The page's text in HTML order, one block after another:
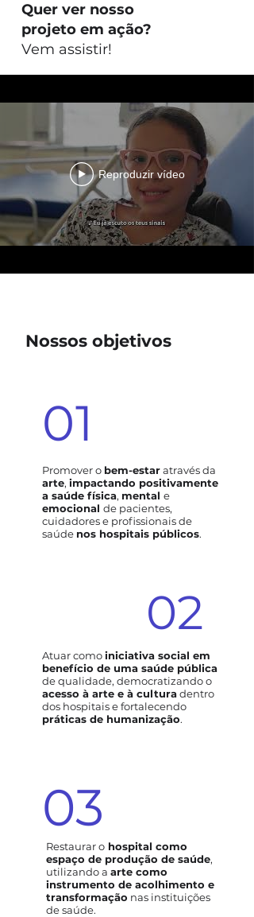
Quer ver nosso
projeto em ação?
Vem assistir!
Reproduzir vídeo
Nossos objetivos
01
Promover o bem-estaratravés da
arte, impactando positivamente
a saúde física, mental e
emocional de pacientes,
cuidadores e profissionais de
saúde nos hospitais públicos.
02
Atuar comoiniciativa social em
benefício de uma saúde pública
de qualidade, democratizando o
acesso à arte e à culturadentro
dos hospitais e fortalecendo
práticas de humanização.
03
Restaurar o hospital como
espaço de produção de saúde,
utilizando a arte como
instrumento de acolhimento e
transformação nas instituições
de saúde.